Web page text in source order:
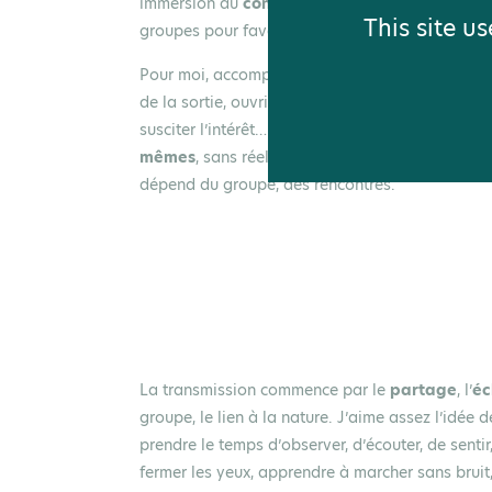
groupes pour favoriser l’
échange et la
Pour moi, accompagner un groupe, c’est
de la sortie, ouvrir son regard, être à l’écoute,
susciter l’intérêt… Les
étapes s’enchainent
mêmes, sans réellement suivre le canevas
dépend du groupe, des rencontres.
La transmission commence par le partage, l’
groupe, le lien à la nature. J’aime assez l’idée
prendre le temps d’observer, d’écouter, de
fermer les yeux, apprendre à marcher sans
This site